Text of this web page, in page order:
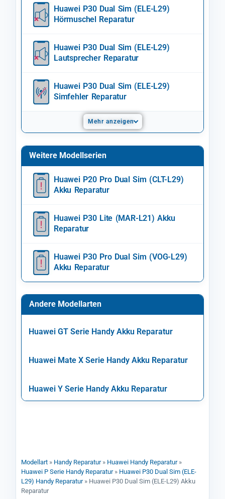
Huawei P30 Dual Sim (ELE-L29)
Hörmuschel Reparatur
Huawei P30 Dual Sim (ELE-L29)
Lautsprecher Reparatur
Huawei P30 Dual Sim (ELE-L29)
Simfehler Reparatur
Mehr anzeigen
Weitere Modellserien
Huawei P20 Pro Dual Sim (CLT-L29)
Akku Reparatur
Huawei P30 Lite (MAR-L21) Akku
Reparatur
Huawei P30 Pro Dual Sim (VOG-L29)
Akku Reparatur
Andere Modellarten
Huawei GT Serie Handy Akku Reparatur
Huawei Mate X Serie Handy Akku Reparatur
Huawei Y Serie Handy Akku Reparatur
Modellart » Handy Reparatur» Huawei Handy Reparatur»
Huawei P Serie Handy Reparatur» Huawei P30 Dual Sim (ELE-
L29) Handy Reparatur» Huawei P30 Dual Sim (ELE-L29) Akku
Reparatur